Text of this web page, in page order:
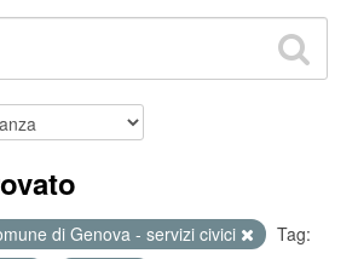
di Genova - servizi civici
Tag: